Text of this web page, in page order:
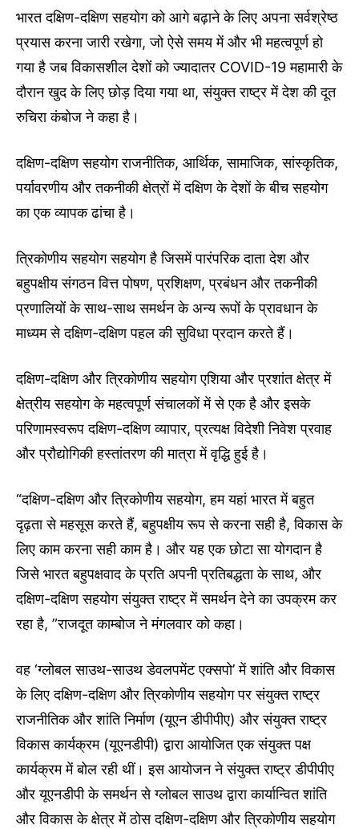
भारत दक्षिण-दक्षिण सहयोग को आगे बढ़ाने के लिए अपना सर्वश्रेष्ठ
प्रयास करना जारी रखेगा, जो ऐसे समय में और भी महत्वपूर्ण हो
गया है जब विकासशील देशों को ज्यादातर COVID-19 महामारी के
दौरान खुद के लिए छोड़ दिया गया था, संयुक्त राष्ट्र में देश की दूत
रुचिरा कंबोज ने कहा है।
दक्षिण-दक्षिण सहयोग राजनीतिक, आर्थिक, सामाजिक, सांस्कृतिक,
पर्यावरणीय और तकनीकी क्षेत्रों में दक्षिण के देशों के बीच सहयोग
का एक व्यापक ढांचा है।
त्रिकोणीय सहयोग सहयोग है जिसमें पारंपरिक दाता देश और
बहुपक्षीय संगठन वित्त पोषण, प्रशिक्षण, प्रबंधन और तकनीकी
प्रणालियों के साथ-साथ समर्थन के अन्य रूपों के प्रावधान के
माध्यम से दक्षिण-दक्षिण पहल की सुविधा प्रदान करते हैं।
दक्षिण-दक्षिण और त्रिकोणीय सहयोग एशिया और प्रशांत क्षेत्र में
क्षेत्रीय सहयोग के महत्वपूर्ण संचालकों में से एक है और इसके
परिणामस्वरूप दक्षिण-दक्षिण व्यापार, प्रत्यक्ष विदेशी निवेश प्रवाह
और प्रौद्योगिकी हस्तांतरण की मात्रा में वृद्धि हुई है।
“दक्षिण-दक्षिण और त्रिकोणीय सहयोग, हम यहां भारत में बहुत
दृढ़ता से महसूस करते हैं, बहुपक्षीय रूप से करना सही है, विकास के
लिए काम करना सही काम है। और यह एक छोटा सा योगदान है
जिसे भारत बहुपक्षवाद के प्रति अपनी प्रतिबद्धता के साथ, और
दक्षिण-दक्षिण सहयोग संयुक्त राष्ट्र में समर्थन देने का उपक्रम कर
रहा है, ”राजदूत काम्बोज ने मंगलवार को कहा।
वह ‘ग्लोबल साउथ-साउथ डेवलपमेंट एक्सपो’ में शांति और विकास
के लिए दक्षिण-दक्षिण और त्रिकोणीय सहयोग पर संयुक्त राष्ट्र
राजनीतिक और शांति निर्माण (यूएन डीपीपीए) और संयुक्त राष्ट्र
विकास कार्यक्रम (यूएनडीपी) द्वारा आयोजित एक संयुक्त पक्ष
कार्यक्रम में बोल रही थीं। इस आयोजन ने संयुक्त राष्ट्र डीपीपीए
और यूएनडीपी के समर्थन से ग्लोबल साउथ द्वारा कार्यान्वित शांति
और विकास के क्षेत्र में ठोस दक्षिण-दक्षिण और त्रिकोणीय सहयोग